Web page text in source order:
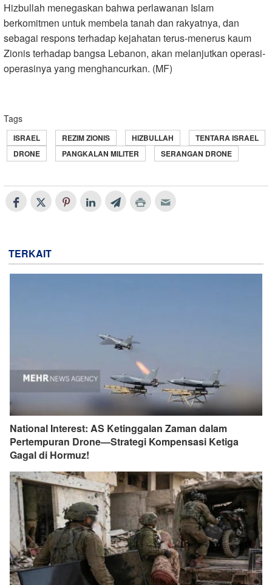
Hizbullah menegaskan bahwa perlawanan Islam
berkomitmen untuk membela tanah dan rakyatnya, dan
sebagai respons terhadap kejahatan terus-menerus kaum
Zionis terhadap bangsa Lebanon, akan melanjutkan operasi-
operasinya yang menghancurkan. (MF)
Tags
ISRAEL REZIM ZIONIS HIZBULLAH
TENTARA ISRAEL
DRONE
PANGKALAN MILITER SERANGAN DRONE
TERKAIT
National Interest: AS Ketinggalan Zaman dalam
Pertempuran Drone—Strategi Kompensasi Ketiga
Gagal di Hormuz!